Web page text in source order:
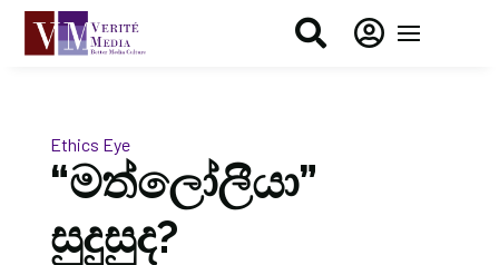
 
Ethics Eye
“මත්ලෝලීයා”
සුදුසුද?